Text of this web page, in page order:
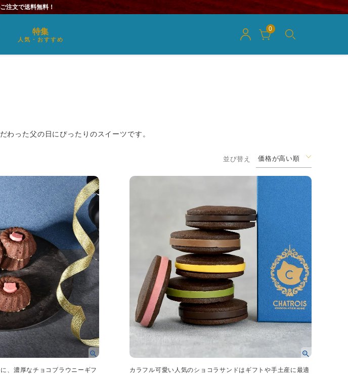
注文で送料無料！
特集
人気・おすすめ
0
った父の日にぴったりのスイーツです。
並び替え 価格が高い順
、濃厚なチョコブラウニーギフ
カラフル可愛い人気のショコラサンドはギフトや手土産に最適